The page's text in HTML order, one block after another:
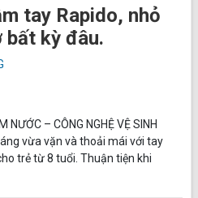
tay Rapido, nhỏ
bất kỳ đâu.
– CÔNG NGHỆ VỆ SINH
vừa vặn và thoải mái với tay
trẻ từ 8 tuổi. Thuận tiện khi